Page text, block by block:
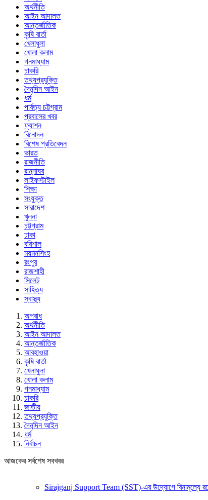
অর্থনীতি
আইন আদালত
আন্তর্জাতিক
কৃষি বার্তা
খেলাধুলা
খোলা কলাম
গনমাধ্যাম
চাকরি
তথ্যপ্রযুক্তি
দৈনন্দিন আইন
ধর্ম
পার্বত্য চট্টগ্রাম
প্রবাসের খবর
ফ্যাশন
বিনোদন
বিশেষ প্রতিবেদন
ভারত
রাজনীতি
রান্নাঘর
লাইফস্টাইল
শিক্ষা
সংযুক্ত
সারাদেশ
খুলনা
চট্টগ্রাম
ঢাকা
বরিশাল
ময়মনসিংহ
রংপুর
রাজশাহী
সিলেট
সাহিত্য
স্বাস্থ্য
অপরাধ
অর্থনীতি
আইন আদালত
আন্তর্জাতিক
আবহাওয়া
কৃষি বার্তা
খেলাধুলা
খোলা কলাম
গনমাধ্যাম
চাকরি
জাতীয়
তথ্যপ্রযুক্তি
দৈনন্দিন আইন
ধর্ম
নির্বাচন
আজকের সর্বশেষ সবখবর
Sirajganj Support Team (SST)-এর উদ্যোগে বিনামূল্যে